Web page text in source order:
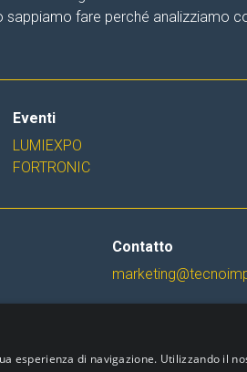
sappiamo fare perché
Eventi
LUMIEXPO
FORTRONIC
Contatto
esperienza di navigazione. Utilizzando il